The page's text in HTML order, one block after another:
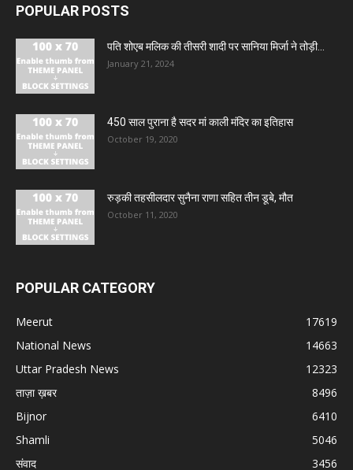
POPULAR POSTS
पति शोएब मलिक की तीसरी शादी पर सानिया मिर्जा ने तोड़ी...
January 21, 2024
450 साल पुराना है सदर मां काली मंदिर का इतिहास
October 19, 2020
रुड़की तहसीलदार सुनैना राणा सहित तीन डूबे, मौत
October 11, 2020
POPULAR CATEGORY
Meerut
17619
National News
14663
Uttar Pradesh News
12323
ताज़ा ख़बर
8496
Bijnor
6410
Shamli
5046
संवाद
3456